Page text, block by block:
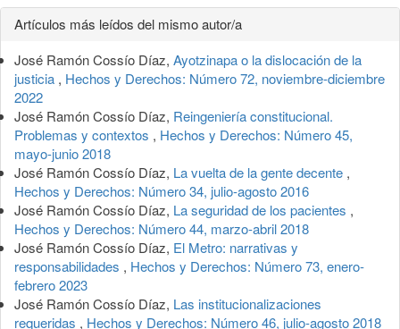
Detalles
del
artículo
Artículos más leídos del mismo autor/a
José Ramón Cossío Díaz, Ayotzinapa o la dislocación de la
justicia , Hechos y Derechos: Número 72, noviembre-diciembre
2022
José Ramón Cossío Díaz, Reingeniería constitucional.
Problemas y contextos , Hechos y Derechos: Número 45,
mayo-junio 2018
José Ramón Cossío Díaz, La vuelta de la gente decente ,
Hechos y Derechos: Número 34, julio-agosto 2016
José Ramón Cossío Díaz, La seguridad de los pacientes ,
Hechos y Derechos: Número 44, marzo-abril 2018
José Ramón Cossío Díaz, El Metro: narrativas y
responsabilidades , Hechos y Derechos: Número 73, enero-
febrero 2023
José Ramón Cossío Díaz, Las institucionalizaciones
requeridas , Hechos y Derechos: Número 46, julio-agosto 2018